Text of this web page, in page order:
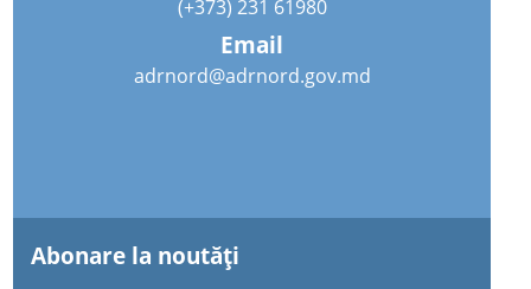
(+373) 231 61980
Email
adrnord@adrnord.gov.md
Abonare la noutăţi